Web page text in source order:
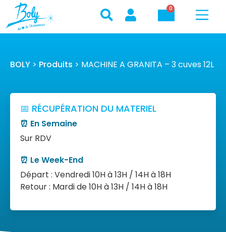
0
BOLY > Produits > MACHINE A GRANITA – 3 cuves 12L
📅 RÉCUPÉRATION DU MATERIEL
⏰ En Semaine
Sur RDV
⏰ Le Week-End
Départ : Vendredi 10H à 13H / 14H à 18H
Retour : Mardi de 10H à 13H / 14H à 18H